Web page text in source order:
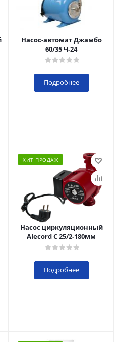
Насос-автомат Джамбо
60/35 Ч-24
Подробнее
ХИТ ПРОДАЖ
Насос циркуляционный
Alecord C 25/2-180мм
Подробнее